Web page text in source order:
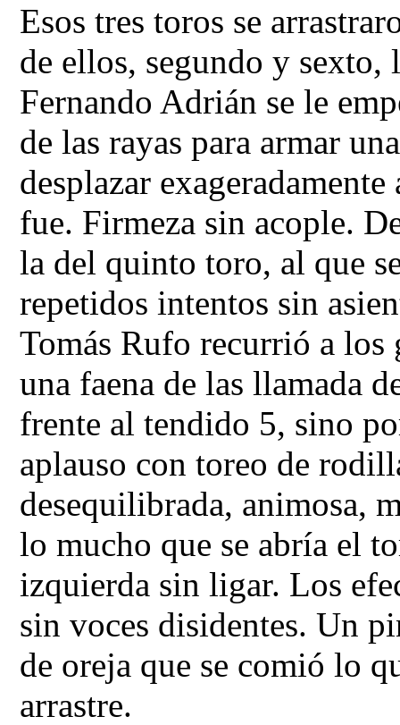
Esos tres toros se
de ellos, segundo y
Fernando Adrián se le
de las rayas para armar
desplazar
fue. Firmeza sin acople.
la del quinto toro, al que
repetidos intentos sin
Tomás Rufo recurrió a
una faena de las llamada
frente al tendido 5, sino
aplauso con toreo de
desequilibrada, animosa,
lo mucho que se abría el
izquierda sin ligar. Los
sin voces disidentes. Un
de oreja que se comió lo
arrastre.